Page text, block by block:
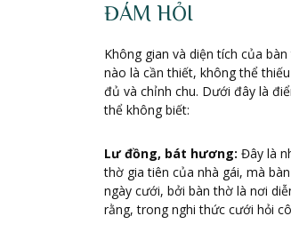
ĐÁM HỎI
Không gian và diện tích của
nào là cần thiết, không thể
đủ và chỉnh chu. Dưới đây là
thể không biết:
Lư đồng, bát hương: Đây là
thờ gia tiên của nhà gái, mà
ngày cưới, bởi bàn thờ là nơi
rằng, trong nghi thức cưới hỏi